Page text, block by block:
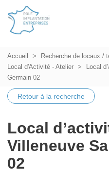
Accueil
Recherche de locaux /
Local d'Activité - Atelier
Local
Germain 02
Retour à la recherche
Local
Villeneuve
02